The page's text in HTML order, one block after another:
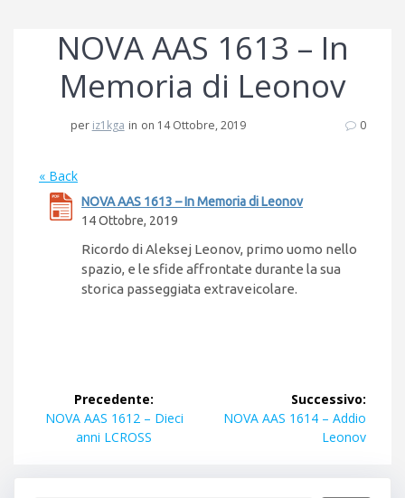
NOVA AAS 1613 – In
Memoria di Leonov
per iz1kga in on 14 Ottobre, 2019 0
« Back
NOVA AAS 1613 – In Memoria di Leonov
14 Ottobre, 2019
Ricordo di Aleksej Leonov, primo uomo nello
spazio, e le sfide affrontate durante la sua
storica passeggiata extraveicolare.
Navigazione
articoli
Precedente:
Articolo
precedente:
NOVA AAS 1612 – Dieci
anni LCROSS
Successivo:
Articolo
NOVA AAS 1614 – Addio
Leonov